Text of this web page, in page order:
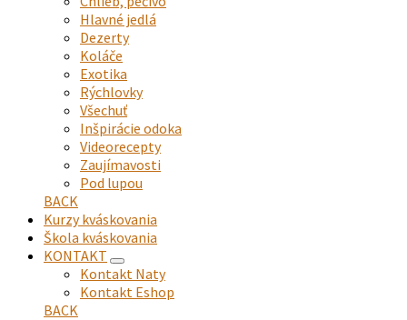
menu
Hlavné jedlá
Dezerty
Koláče
Exotika
Rýchlovky
Všechuť
Inšpirácie odoka
Videorecepty
Zaujímavosti
Pod lupou
BACK
Kurzy kváskovania
Škola kváskovania
KONTAKT
expand
child
menu
Kontakt Naty
Kontakt Eshop
BACK